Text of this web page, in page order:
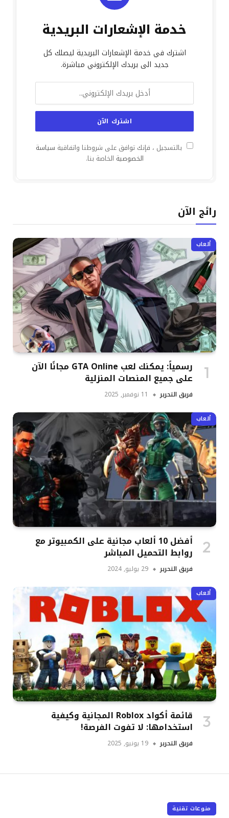
خدمة الإشعارات البريدية
اشترك في خدمة الإشعارات البريدية ليصلك كل
جديد الى بريدك الإلكتروني مباشرة.
بالتسجيل ، فإنك توافق على شروطنا واتفاقية سياسة
الخصوصية الخاصة بنا.
رائج الآن
ألعاب
رسمياً: يمكنك لعب GTA Online مجانًا الآن
على جميع المنصات المنزلية
فريق التحرير 11 نوفمبر, 2025
ألعاب
أفضل 10 ألعاب مجانية على الكمبيوتر مع
روابط التحميل المباشر
فريق التحرير 29 يوليو, 2024
ألعاب
قائمة أكواد Roblox المجانية وكيفية
استخدامها: لا تفوت الفرصة!
فريق التحرير 19 يونيو, 2025
منوعات تقنية